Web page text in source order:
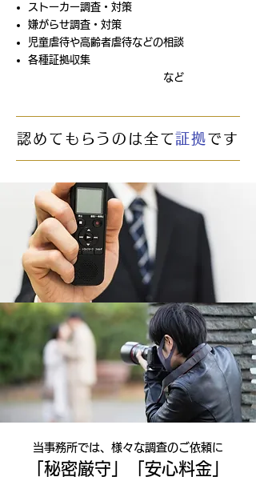
ストーカー調査・対策
嫌がらせ調査・対策
児童虐待や高齢者虐待などの相談
​各種証拠収集
など
認めてもらうのは全て証拠です
​当事務所では、様々な調査のご依頼に
「秘密厳守」「安心料金」